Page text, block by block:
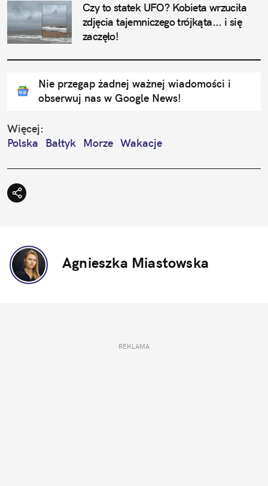
Czy to statek UFO? Kobieta wrzuciła
zdjęcia tajemniczego trójkąta... i się
zaczęło!
Nie przegap żadnej ważnej wiadomości i
obserwuj nas w Google News!
Więcej:
Polska
Bałtyk Morze Wakacje
Agnieszka Miastowska
REKLAMA